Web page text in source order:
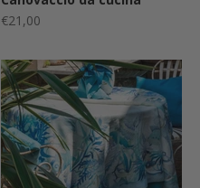
Prezzo scontato
€21,00